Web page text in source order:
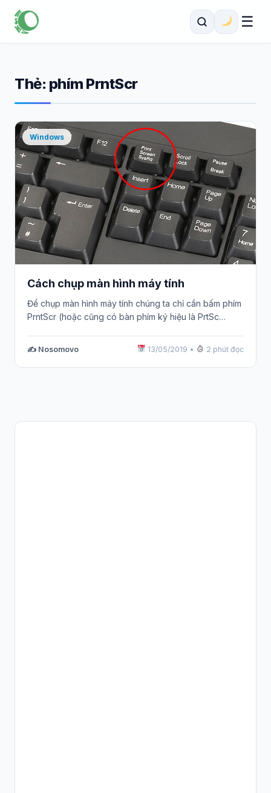
☰
Thẻ: phím PrntScr
Windows
Cách chụp màn hình máy tính
Để chụp màn hình máy tính chúng ta chỉ cần bấm phím
PrntScr (hoặc cũng có bàn phím ký hiệu là PrtSc…
✍️ Nosomovo 13/05/2019 • 2 phút đọc